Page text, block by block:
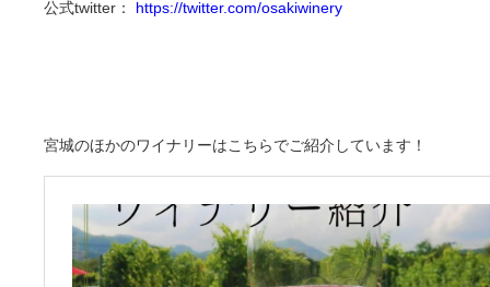
公式twitter： https://twitter.com/osakiwinery
宮城のほかのワイナリーはこちらでご紹介しています！